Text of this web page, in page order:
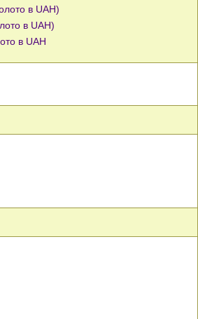
в UAH)
в UAH)
в UAH